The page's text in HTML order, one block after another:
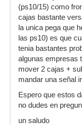
(ps10/15) como
cajas bastante
la unica pega que
las ps10) es que
tenia bastantes
algunas empresas
mover 2 cajas +
mandar una señal
Espero que estos
no dudes en
un saludo